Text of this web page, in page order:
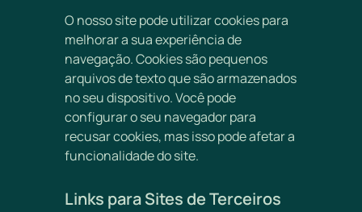
O nosso site pode utilizar cookies para
melhorar a sua experiência de
navegação. Cookies são pequenos
arquivos de texto que são armazenados
no seu dispositivo. Você pode
configurar o seu navegador para
recusar cookies, mas isso pode afetar a
funcionalidade do site.
Links para Sites de Terceiros